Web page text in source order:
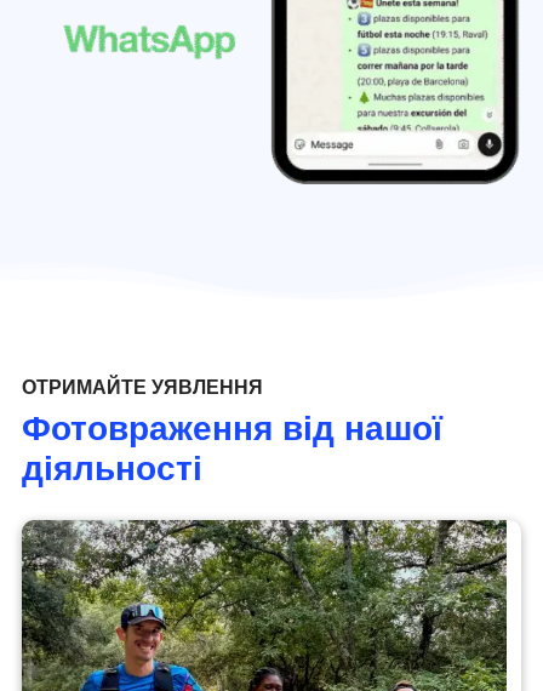
ОТРИМАЙТЕ УЯВЛЕННЯ
Фотовраження від нашої
діяльності